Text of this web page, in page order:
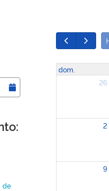
de
dom.
26
2
9